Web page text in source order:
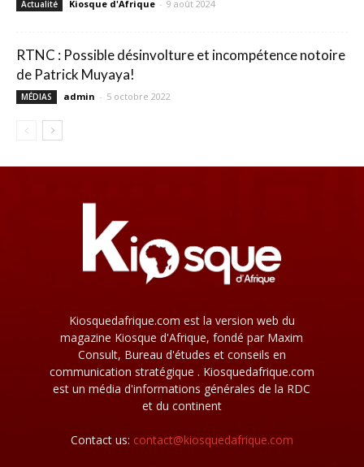
Actualité Kiosque d'Afrique - 9 août 2024
RTNC : Possible désinvolture et incompétence notoire
de Patrick Muyaya!
MÉDIAS admin - 5 octobre 2022
Kiosquedafrique.com est la version web du
magazine Kiosque d'Afrique, fondé par Maxim
Consult, Bureau d'études et conseils en
communication stratégique . Kiosquedafrique.com
est un média d'informations générales de la RDC
et du continent
Contact us: contact@kiosquedafrique.com